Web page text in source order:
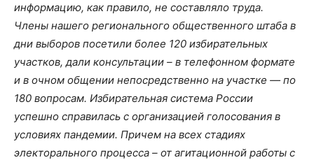
информацию, как правило, не составляло труда.
Члены нашего регионального общественного штаба в
дни выборов посетили более 120 избирательных
участков, дали консультации – в телефонном формате
и в очном общении непосредственно на участке — по
180 вопросам. Избирательная система России
успешно справилась с организацией голосования в
условиях пандемии. Причем на всех стадиях
электорального процесса – от агитационной работы с